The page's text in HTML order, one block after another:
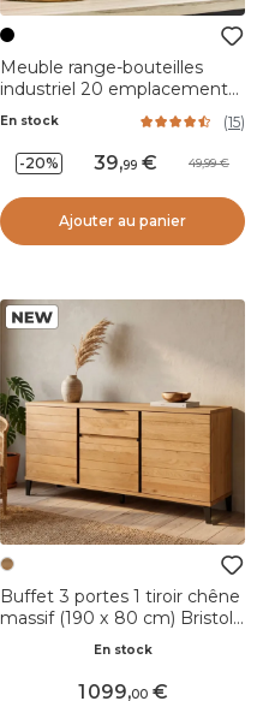
Meuble range-bouteilles
industriel 20 emplacements
(H74 cm) Victor Noir
En stock (15)
-20% 39,99 49,99
Ajouter au panier
Buffet 3 portes 1 tiroir chêne
massif (190 x 80 cm) Bristol
En stock
1 099,00